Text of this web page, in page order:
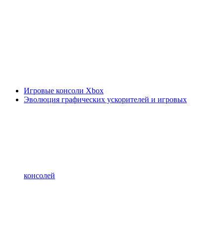
Игровые консоли Xbox
Эволюция графических ускорителей и игровых
консолей